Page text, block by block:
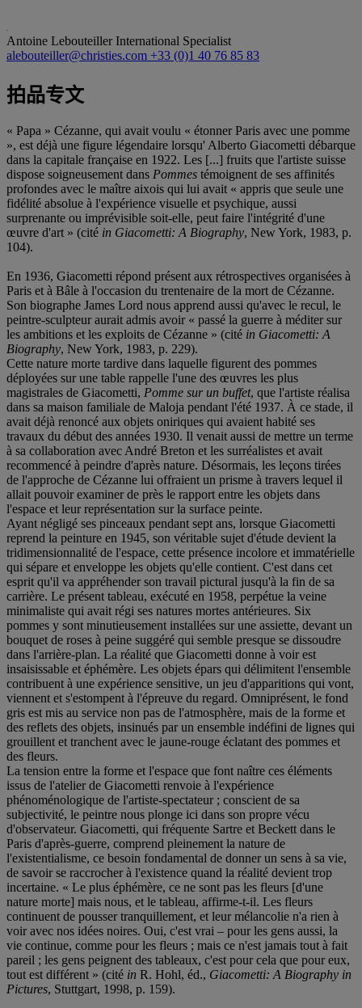
Antoine LebouteillerInternational Specialist
alebouteiller@christies.com +33 (0)1 40 76 85 83
拍品专文
« Papa » Cézanne, qui avait voulu « étonner Paris avec une pomme
», est déjà une figure légendaire lorsqu' Alberto Giacometti débarque
dans la capitale française en 1922. Les [...] fruits que l'artiste suisse
dispose soigneusement dans Pommes témoignent de ses affinités
profondes avec le maître aixois qui lui avait « appris que seule une
fidélité absolue à l'expérience visuelle et psychique, aussi
surprenante ou imprévisible soit-elle, peut faire l'intégrité d'une
œuvre d'art » (cité in Giacometti: A Biography, New York, 1983, p.
104).
En 1936, Giacometti répond présent aux rétrospectives organisées à
Paris et à Bâle à l'occasion du trentenaire de la mort de Cézanne.
Son biographe James Lord nous apprend aussi qu'avec le recul, le
peintre-sculpteur aurait admis avoir « passé la guerre à méditer sur
les ambitions et les exploits de Cézanne » (cité in Giacometti: A
Biography, New York, 1983, p. 229).
Cette nature morte tardive dans laquelle figurent des pommes
déployées sur une table rappelle l'une des œuvres les plus
magistrales de Giacometti, Pomme sur un buffet, que l'artiste réalisa
dans sa maison familiale de Maloja pendant l'été 1937. À ce stade, il
avait déjà renoncé aux objets oniriques qui avaient habité ses
travaux du début des années 1930. Il venait aussi de mettre un terme
à sa collaboration avec André Breton et les surréalistes et avait
recommencé à peindre d'après nature. Désormais, les leçons tirées
de l'approche de Cézanne lui offraient un prisme à travers lequel il
allait pouvoir examiner de près le rapport entre les objets dans
l'espace et leur représentation sur la surface peinte.
Ayant négligé ses pinceaux pendant sept ans, lorsque Giacometti
reprend la peinture en 1945, son véritable sujet d'étude devient la
tridimensionnalité de l'espace, cette présence incolore et immatérielle
qui sépare et enveloppe les objets qu'elle contient. C'est dans cet
esprit qu'il va appréhender son travail pictural jusqu'à la fin de sa
carrière. Le présent tableau, exécuté en 1958, perpétue la veine
minimaliste qui avait régi ses natures mortes antérieures. Six
pommes y sont minutieusement installées sur une assiette, devant un
bouquet de roses à peine suggéré qui semble presque se dissoudre
dans l'arrière-plan. La réalité que Giacometti donne à voir est
insaisissable et éphémère. Les objets épars qui délimitent l'ensemble
contribuent à une expérience sensitive, un jeu d'apparitions qui vont,
viennent et s'estompent à l'épreuve du regard. Omniprésent, le fond
gris est mis au service non pas de l'atmosphère, mais de la forme et
des reflets des objets, insinués par un ensemble indéfini de lignes qui
grouillent et tranchent avec le jaune-rouge éclatant des pommes et
des fleurs.
La tension entre la forme et l'espace que font naître ces éléments
issus de l'atelier de Giacometti renvoie à l'expérience
phénoménologique de l'artiste-spectateur ; conscient de sa
subjectivité, le peintre nous plonge ici dans son propre vécu
d'observateur. Giacometti, qui fréquente Sartre et Beckett dans le
Paris d'après-guerre, comprend pleinement la nature de
l'existentialisme, ce besoin fondamental de donner un sens à sa vie,
de savoir se raccrocher à l'existence quand la réalité devient trop
incertaine. « Le plus éphémère, ce ne sont pas les fleurs [d'une
nature morte] mais nous, et le tableau, affirme-t-il. Les fleurs
continuent de pousser tranquillement, et leur mélancolie n'a rien à
voir avec nos idées noires. Oui, c'est vrai – pour les gens aussi, la
vie continue, comme pour les fleurs ; mais ce n'est jamais tout à fait
pareil ; les gens peignent des tableaux, c'est pour cela que pour eux,
tout est différent » (cité in R. Hohl, éd., Giacometti: A Biography in
Pictures, Stuttgart, 1998, p. 159).